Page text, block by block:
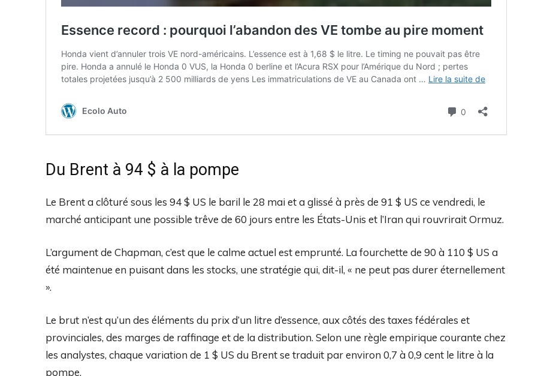
Du Brent à 94 $ à la pompe
Le Brent a clôturé sous les 94 $ US le baril le 28 mai et a glissé à près de 91 $ US ce vendredi, le
marché anticipant une possible trêve de 60 jours entre les États-Unis et l’Iran qui rouvrirait Ormuz.
L’argument de Chapman, c’est que le calme actuel est emprunté. La fourchette de 90 à 110 $ US a
été maintenue en puisant dans les stocks, une stratégie qui, dit-il, « ne peut pas durer éternellement
».
Le brut n’est qu’un des éléments du prix d’un litre d’essence, aux côtés des taxes fédérales et
provinciales, des marges de raffinage et de la distribution. Selon une règle empirique courante chez
les analystes, chaque variation de 1 $ US du Brent se traduit par environ 0,7 à 0,9 cent le litre à la
pompe.